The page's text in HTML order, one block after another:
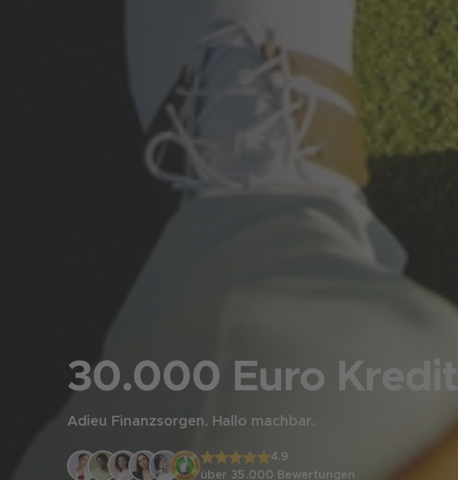
30.000 Euro Kredit
Adieu Finanzsorgen. Hallo machbar.
4.9
über 35.000 Bewertungen